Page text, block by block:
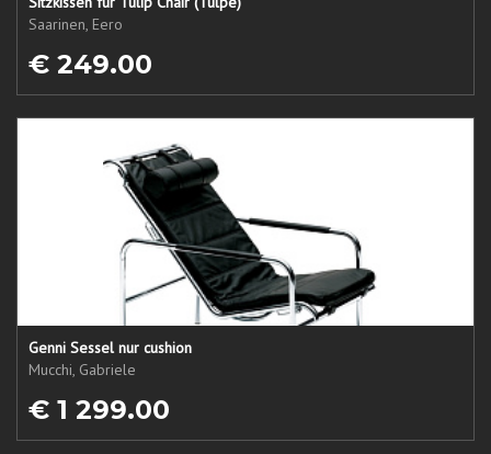
Saarinen, Eero
€ 249.00
Genni Sessel nur cushion
Mucchi, Gabriele
€ 1 299.00